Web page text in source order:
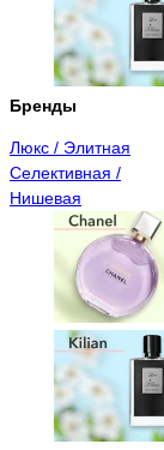
Бренды
Люкс / Элитная
Селективная /
Нишевая